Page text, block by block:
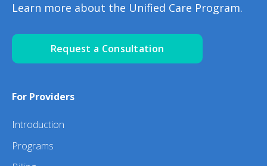
Learn more about the Unified Care Program.
Request a Consultation
For Providers
Introduction
Programs